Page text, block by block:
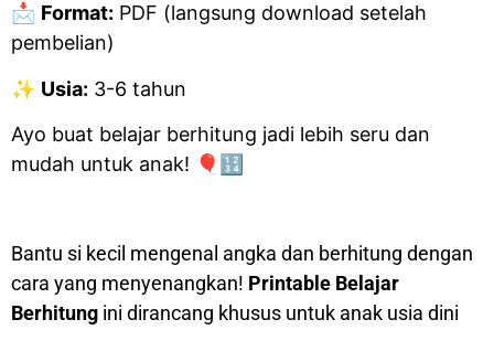
📩 Format: PDF (langsung download setelah
pembelian)
✨ Usia: 3-6 tahun
Ayo buat belajar berhitung jadi lebih seru dan
mudah untuk anak! 🎈🔢
Bantu si kecil mengenal angka dan berhitung dengan
cara yang menyenangkan! Printable Belajar
Berhitung ini dirancang khusus untuk anak usia dini